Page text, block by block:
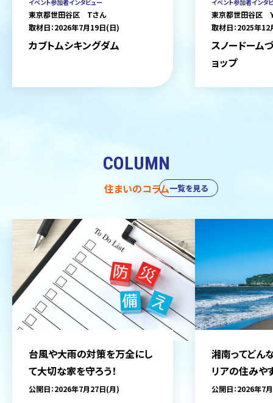
イベント参加者インタビュー
東京都世田谷区 Tさん
取材日：2026年7月19日(日)
カブトムシキングダム
イベント参加者インタ
東京都世田谷区
取材日：2025年
スノードーム
ョップ
COLUMN
住まいのコラム
台風や大雨の対策を万全にし
て大切な家を守ろう！
公開日：2026年7月27日(月)
湘南ってどん
リアの住みや
をご紹介
公開日：2026年7
一覧を見る